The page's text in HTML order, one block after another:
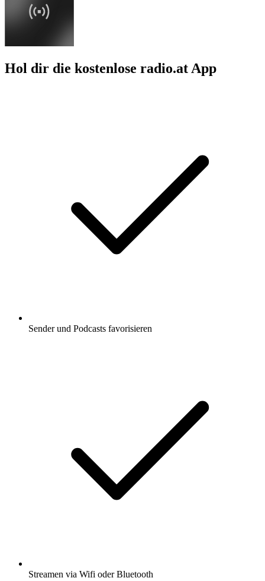
Hol dir die kostenlose radio.at App
Sender und Podcasts favorisieren
Streamen via Wifi oder Bluetooth